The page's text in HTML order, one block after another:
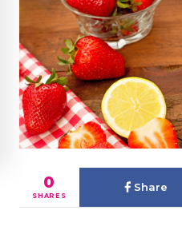
0
SHARES
Share